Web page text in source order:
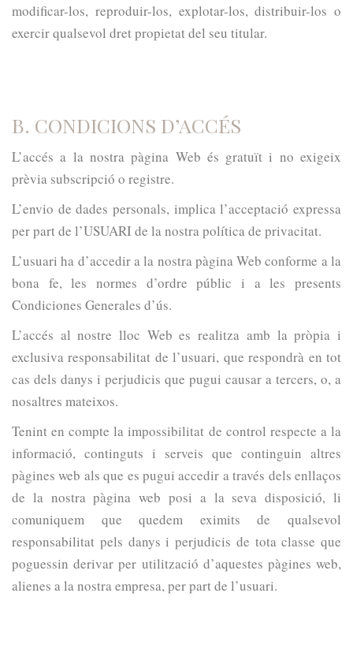
modificar-los, reproduir-los, explotar-los, distribuir-los o
exercir qualsevol dret propietat del seu titular.
B. CONDICIONS D’ACCÉS
L’accés a la nostra pàgina Web és gratuït i no exigeix
prèvia subscripció o registre.
L’envio de dades personals, implica l’acceptació expressa
per part de l’USUARI de la nostra política de privacitat.
L’usuari ha d’accedir a la nostra pàgina Web conforme a la
bona fe, les normes d’ordre públic i a les presents
Condiciones Generales d’ús.
L’accés al nostre lloc Web es realitza amb la pròpia i
exclusiva responsabilitat de l’usuari, que respondrà en tot
cas dels danys i perjudicis que pugui causar a tercers, o, a
nosaltres mateixos.
Tenint en compte la impossibilitat de control respecte a la
informació, continguts i serveis que continguin altres
pàgines web als que es pugui accedir a través dels enllaços
de la nostra pàgina web posi a la seva disposició, li
comuniquem que quedem eximits de qualsevol
responsabilitat pels danys i perjudicis de tota classe que
poguessin derivar per utilització d’aquestes pàgines web,
alienes a la nostra empresa, per part de l’usuari.